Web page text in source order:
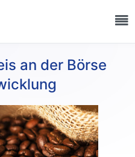
an der Börse